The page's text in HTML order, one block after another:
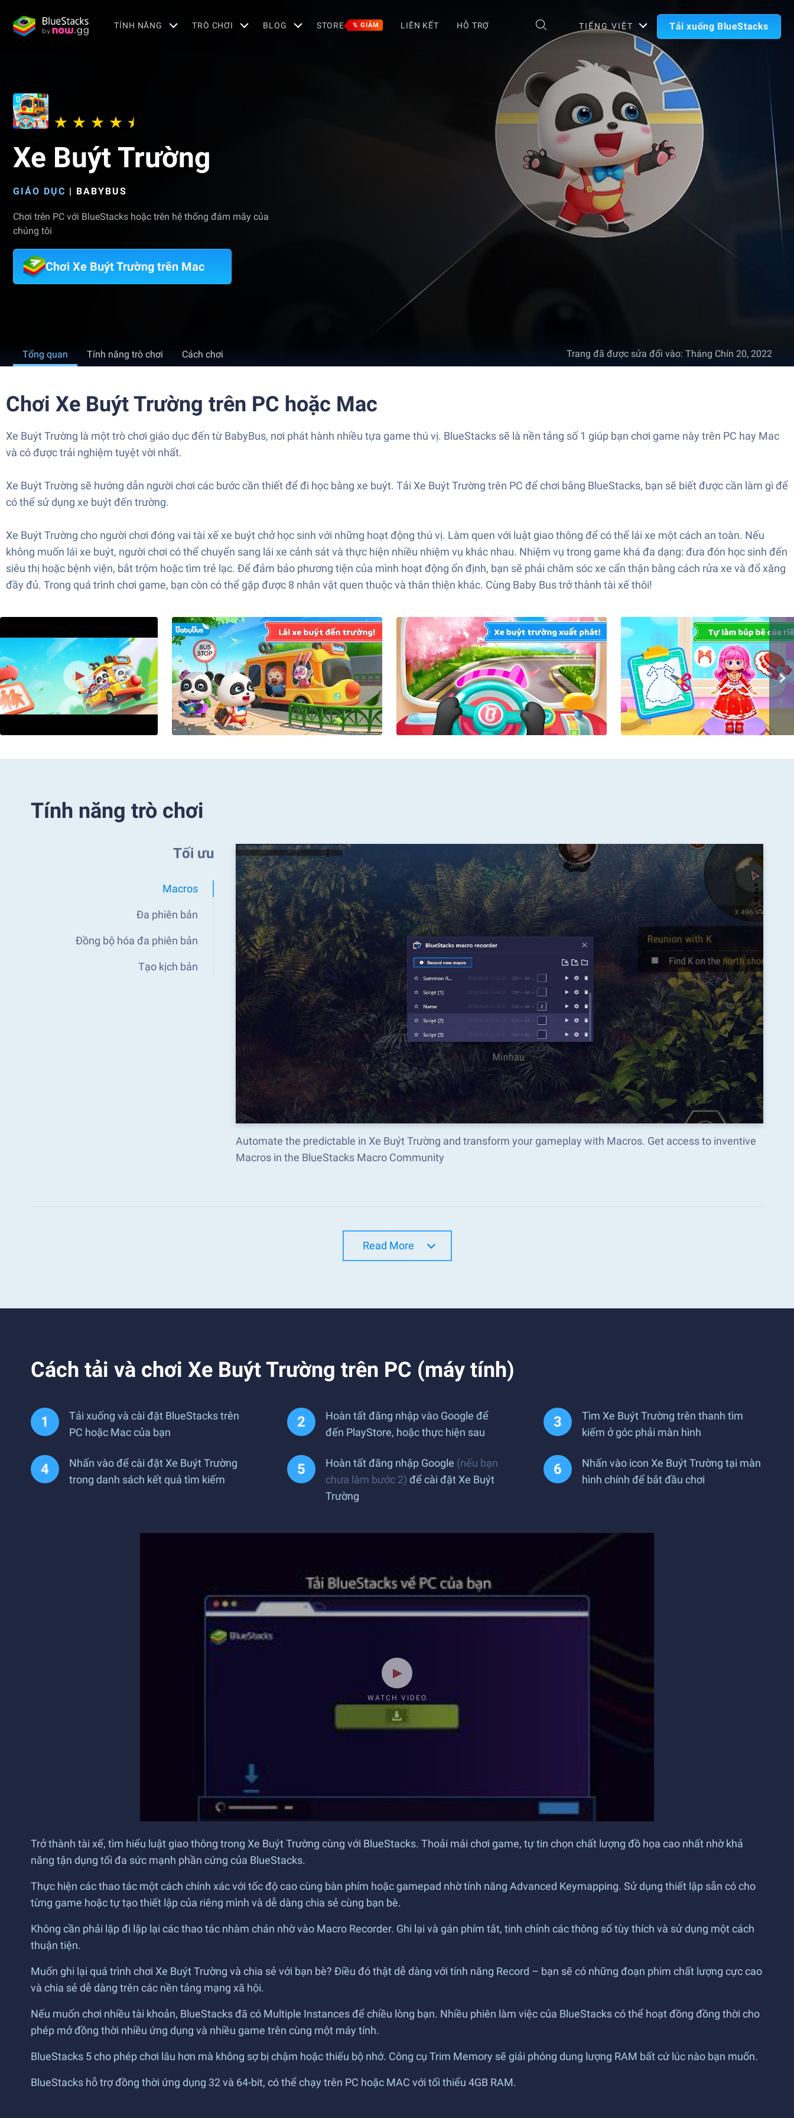
TÍNH NĂNG TRÒ CHƠI BLOG STORE % GIẢM LIÊN KẾT HỖ TRỢ TIẾNG VIỆT Tải xuống BlueStacks
Xe Buýt Trường
GIÁO DỤC | BABYBUS
Chơi trên PC với BlueStacks hoặc trên hệ thống đám mây của
chúng tôi
Chơi Xe Buýt Trường trên Mac
Tổng quan Tính năng trò chơi Cách chơi Trang đã được sửa đổi vào: Tháng Chín 20, 2022
Chơi Xe Buýt Trường trên PC hoặc Mac
Xe Buýt Trường là một trò chơi giáo dục đến từ BabyBus, nơi phát hành nhiều tựa game thú vị. BlueStacks sẽ là nền tảng số 1 giúp bạn chơi game này trên PC hay Mac
và có được trải nghiệm tuyệt vời nhất.
Xe Buýt Trường sẽ hướng dẫn người chơi các bước cần thiết để đi học bằng xe buýt. Tải Xe Buýt Trường trên PC để chơi bằng BlueStacks, bạn sẽ biết được cần làm gì để
có thể sử dụng xe buýt đến trường.
Xe Buýt Trường cho người chơi đóng vai tài xế xe buýt chở học sinh với những hoạt động thú vị. Làm quen với luật giao thông để có thể lái xe một cách an toàn. Nếu
không muốn lái xe buýt, người chơi có thể chuyển sang lái xe cảnh sát và thực hiện nhiều nhiệm vụ khác nhau. Nhiệm vụ trong game khá đa dạng: đưa đón học sinh đến
siêu thị hoặc bệnh viện, bắt trộm hoặc tìm trẻ lạc. Để đảm bảo phương tiện của mình hoạt động ổn định, bạn sẽ phải chăm sóc xe cẩn thận bằng cách rửa xe và đổ xăng
đầy đủ. Trong quá trình chơi game, bạn còn có thể gặp được 8 nhân vật quen thuộc và thân thiện khác. Cùng Baby Bus trở thành tài xế thôi!
Tính năng trò chơi
Tối ưu
Macros
Đa phiên bản
Đồng bộ hóa đa phiên bản
Tạo kịch bản
Automate the predictable in Xe Buýt Trường and transform your gameplay with Macros. Get access to inventive
Macros in the BlueStacks Macro Community
Read More
Cách tải và chơi Xe Buýt Trường trên PC (máy tính)
Tải xuống và cài đặt BlueStacks trên
PC hoặc Mac của bạn
Hoàn tất đăng nhập vào Google để
đến PlayStore, hoặc thực hiện sau
Tìm Xe Buýt Trường trên thanh tìm
kiếm ở góc phải màn hình
Nhấn vào để cài đặt Xe Buýt Trường
trong danh sách kết quả tìm kiếm
Hoàn tất đăng nhập Google (nếu bạn
chưa làm bước 2) để cài đặt Xe Buýt
Trường
Nhấn vào icon Xe Buýt Trường tại màn
hình chính để bắt đầu chơi
WATCH VIDEO
Trở thành tài xế, tìm hiểu luật giao thông trong Xe Buýt Trường cùng với BlueStacks. Thoải mái chơi game, tự tin chọn chất lượng đồ họa cao nhất nhờ khả
năng tận dụng tối đa sức mạnh phần cứng của BlueStacks.
Thực hiện các thao tác một cách chính xác với tốc độ cao cùng bàn phím hoặc gamepad nhờ tính năng Advanced Keymapping. Sử dụng thiết lập sẵn có cho
từng game hoặc tự tạo thiết lập của riêng mình và dễ dàng chia sẻ cùng bạn bè.
Không cần phải lặp đi lặp lại các thao tác nhàm chán nhờ vào Macro Recorder. Ghi lại và gán phím tắt, tinh chỉnh các thông số tùy thích và sử dụng một cách
thuận tiện.
Muốn ghi lại quá trình chơi Xe Buýt Trường và chia sẻ với bạn bè? Điều đó thật dễ dàng với tính năng Record – bạn sẽ có những đoạn phim chất lượng cực cao
và chia sẻ dễ dàng trên các nền tảng mạng xã hội.
Nếu muốn chơi nhiều tài khoản, BlueStacks đã có Multiple Instances để chiều lòng bạn. Nhiều phiên làm việc của BlueStacks có thể hoạt đồng đồng thời cho
phép mở đồng thời nhiều ứng dụng và nhiều game trên cùng một máy tính.
BlueStacks 5 cho phép chơi lâu hơn mà không sợ bị chậm hoặc thiếu bộ nhớ. Công cụ Trim Memory sẽ giải phóng dung lượng RAM bất cứ lúc nào bạn muốn.
BlueStacks hỗ trợ đồng thời ứng dụng 32 và 64-bit, có thể chạy trên PC hoặc MAC với tối thiểu 4GB RAM.